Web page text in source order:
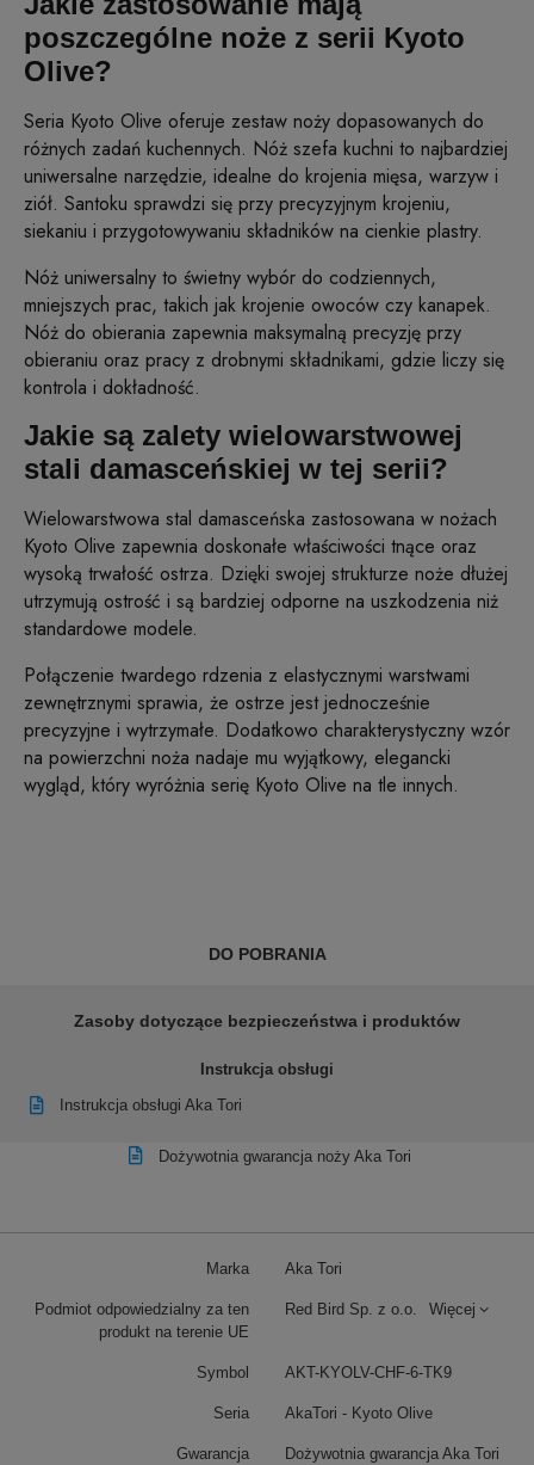
poszczególne noże z serii Kyoto
Olive?
Seria Kyoto Olive oferuje zestaw noży dopasowanych do
różnych zadań kuchennych. Nóż szefa kuchni to najbardziej
uniwersalne narzędzie, idealne do krojenia mięsa, warzyw i
ziół. Santoku sprawdzi się przy precyzyjnym krojeniu,
siekaniu i przygotowywaniu składników na cienkie plastry.
Nóż uniwersalny to świetny wybór do codziennych,
mniejszych prac, takich jak krojenie owoców czy kanapek.
Nóż do obierania zapewnia maksymalną precyzję przy
obieraniu oraz pracy z drobnymi składnikami, gdzie liczy się
kontrola i dokładność.
Jakie są zalety wielowarstwowej
stali damasceńskiej w tej serii?
Wielowarstwowa stal damasceńska zastosowana w nożach
Kyoto Olive zapewnia doskonałe właściwości tnące oraz
wysoką trwałość ostrza. Dzięki swojej strukturze noże dłużej
utrzymują ostrość i są bardziej odporne na uszkodzenia niż
standardowe modele.
Połączenie twardego rdzenia z elastycznymi warstwami
zewnętrznymi sprawia, że ostrze jest jednocześnie
precyzyjne i wytrzymałe. Dodatkowo charakterystyczny wzór
na powierzchni noża nadaje mu wyjątkowy, elegancki
wygląd, który wyróżnia serię Kyoto Olive na tle innych.
DO POBRANIA
Zasoby dotyczące bezpieczeństwa i produktów
Instrukcja obsługi
Instrukcja obsługi Aka Tori
Dożywotnia gwarancja noży Aka Tori
Marka Aka Tori
Podmiot odpowiedzialny za ten
produkt na terenie UE
Red Bird Sp. z o.o. Więcej
Symbol AKT-KYOLV-CHF-6-TK9
Seria AkaTori - Kyoto Olive
Gwarancja Dożywotnia gwarancja Aka Tori